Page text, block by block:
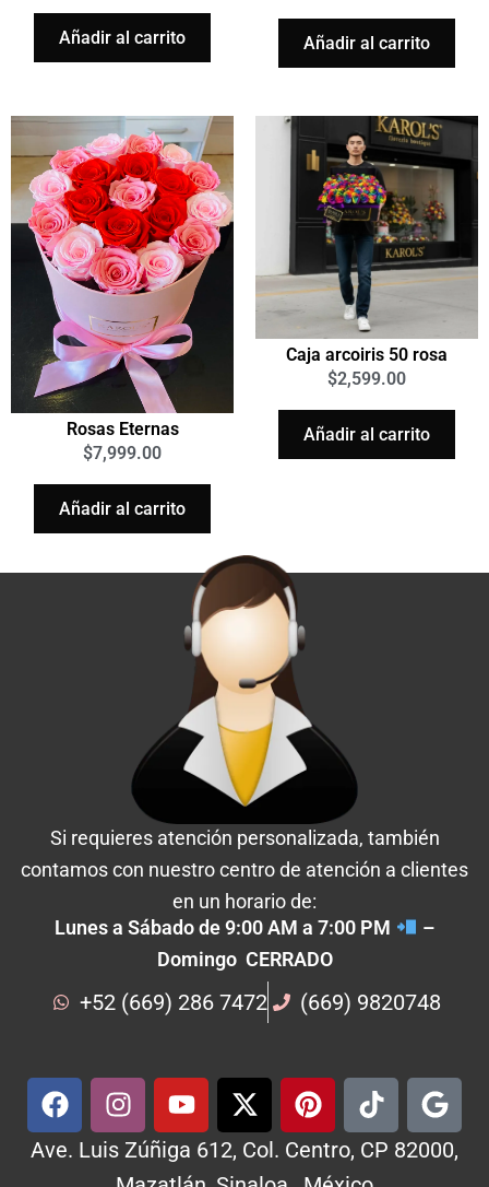
Añadir al carrito Añadir al carrito
Rosas Eternas
$7,999.00
Añadir al carrito
Caja arcoiris 50 rosa
$2,599.00
Añadir al carrito
Si requieres atención personalizada, también
contamos con nuestro centro de atención a clientes
en un horario de:
Lunes a Sábado de 9:00 AM a 7:00 PM
–
Domingo CERRADO
+52 (669) 286 7472 (669) 9820748
Ave. Luis Zúñiga 612, Col. Centro, CP 82000,